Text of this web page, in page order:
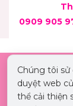
0909 905
Chúng tôi
duyệt web
thể cải thiện